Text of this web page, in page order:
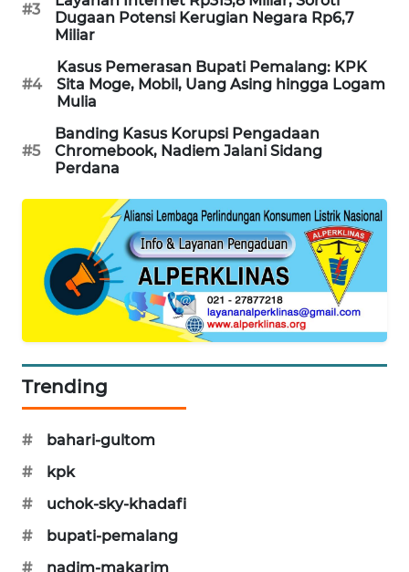
#3
Dugaan Potensi Kerugian Negara Rp6,7
Miliar
#4
Kasus Pemerasan Bupati Pemalang: KPK
Sita Moge, Mobil, Uang Asing hingga Logam
Mulia
#5
Banding Kasus Korupsi Pengadaan
Chromebook, Nadiem Jalani Sidang
Perdana
Trending
#
bahari-gultom
#
kpk
#
uchok-sky-khadafi
#
bupati-pemalang
#
nadim-makarim
LISTRIK
MASYARAKAT
KELISTRIKAN
WALINKI
ID
MARTABAT
NET
MKLI
LPKKI
KOPEKLIN